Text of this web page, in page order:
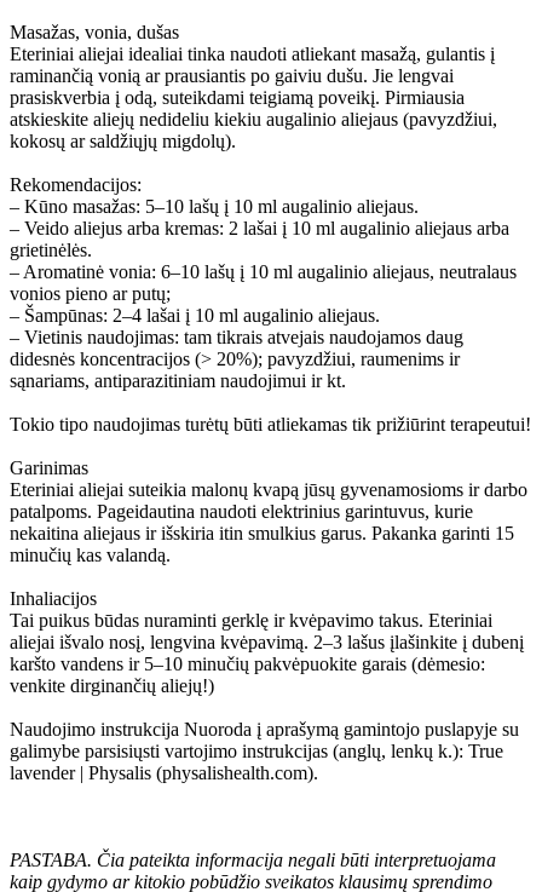
Masažas, vonia, dušas
Eteriniai aliejai idealiai tinka naudoti atliekant masažą, gulantis į
raminančią vonią ar prausiantis po gaiviu dušu. Jie lengvai
prasiskverbia į odą, suteikdami teigiamą poveikį. Pirmiausia
atskieskite aliejų nedideliu kiekiu augalinio aliejaus (pavyzdžiui,
kokosų ar saldžiųjų migdolų).
Rekomendacijos:
– Kūno masažas: 5–10 lašų į 10 ml augalinio aliejaus.
– Veido aliejus arba kremas: 2 lašai į 10 ml augalinio aliejaus arba
grietinėlės.
– Aromatinė vonia: 6–10 lašų į 10 ml augalinio aliejaus, neutralaus
vonios pieno ar putų;
– Šampūnas: 2–4 lašai į 10 ml augalinio aliejaus.
– Vietinis naudojimas: tam tikrais atvejais naudojamos daug
didesnės koncentracijos (> 20%); pavyzdžiui, raumenims ir
sąnariams, antiparazitiniam naudojimui ir kt.
Tokio tipo naudojimas turėtų būti atliekamas tik prižiūrint terapeutui!
Garinimas
Eteriniai aliejai suteikia malonų kvapą jūsų gyvenamosioms ir darbo
patalpoms. Pageidautina naudoti elektrinius garintuvus, kurie
nekaitina aliejaus ir išskiria itin smulkius garus. Pakanka garinti 15
minučių kas valandą.
Inhaliacijos
Tai puikus būdas nuraminti gerklę ir kvėpavimo takus. Eteriniai
aliejai išvalo nosį, lengvina kvėpavimą. 2–3 lašus įlašinkite į dubenį
karšto vandens ir 5–10 minučių pakvėpuokite garais (dėmesio:
venkite dirginančių aliejų!)
Naudojimo instrukcija Nuoroda į aprašymą gamintojo puslapyje su
galimybe parsisiųsti vartojimo instrukcijas (anglų, lenkų k.): True
lavender | Physalis (physalishealth.com).
PASTABA. Čia pateikta informacija negali būti interpretuojama
kaip gydymo ar kitokio pobūdžio sveikatos klausimų sprendimo